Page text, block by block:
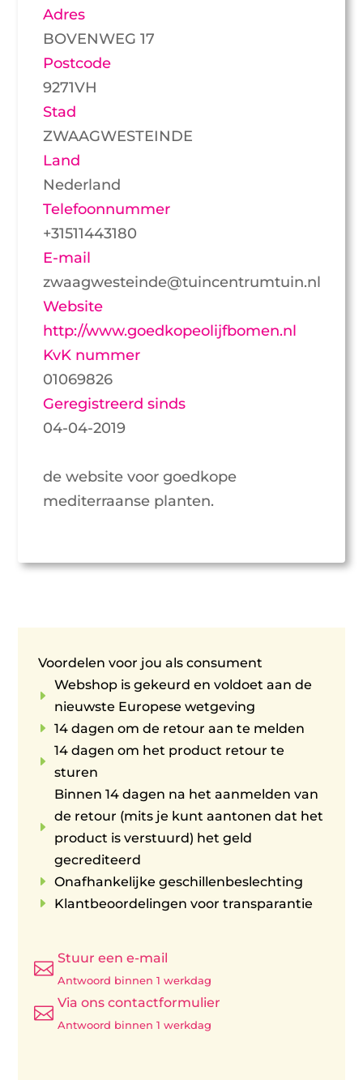
Adres
BOVENWEG 17
Postcode
9271VH
Stad
ZWAAGWESTEINDE
Land
Nederland
Telefoonnummer
+31511443180
E-mail
zwaagwesteinde@tuincentrumtuin.nl
Website
http://www.goedkopeolijfbomen.nl
KvK nummer
01069826
Geregistreerd sinds
04-04-2019
de website voor goedkope
mediterraanse planten.
Voordelen voor jou als consument
E
Webshop is gekeurd en voldoet aan de
nieuwste Europese wetgeving
E 14 dagen om de retour aan te melden
E
14 dagen om het product retour te
sturen
E
Binnen 14 dagen na het aanmelden van
de retour (mits je kunt aantonen dat het
product is verstuurd) het geld
gecrediteerd
E Onafhankelijke geschillenbeslechting
E Klantbeoordelingen voor transparantie

Stuur een e-mail
Antwoord binnen 1 werkdag

Via ons contactformulier
Antwoord binnen 1 werkdag